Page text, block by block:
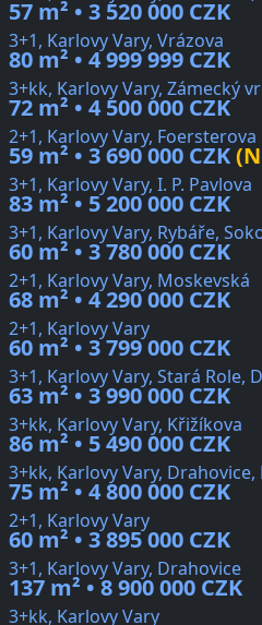
57 m² • 3 520 000 CZK
3+1, Karlovy Vary, Vrázova
80 m² • 4 999 999 CZK
3+kk, Karlovy Vary, Zámecký
72 m² • 4 500 000 CZK
2+1, Karlovy Vary, Foersterova
59 m² • 3 690 000 CZK
3+1, Karlovy Vary, I. P. Pavlova
83 m² • 5 200 000 CZK
3+1, Karlovy Vary, Rybáře,
60 m² • 3 780 000 CZK
2+1, Karlovy Vary, Moskevská
68 m² • 4 290 000 CZK
2+1, Karlovy Vary
60 m² • 3 799 000 CZK
3+1, Karlovy Vary, Stará Role,
63 m² • 3 990 000 CZK
3+kk, Karlovy Vary, Křižíkova
86 m² • 5 490 000 CZK
3+kk, Karlovy Vary,
75 m² • 4 800 000 CZK
2+1, Karlovy Vary
60 m² • 3 895 000 CZK
3+1, Karlovy Vary, Drahovice
137 m² • 8 900 000 CZK
3+kk, Karlovy Vary